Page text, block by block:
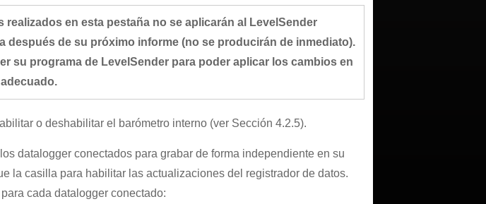
realizados en esta pestaña no se aplicarán al LevelSender
después de su próximo informe (no se producirán de inmediato).
su programa de LevelSender para poder aplicar los cambios en
o deshabilitar el barómetro interno (ver Sección 4.2.5).
datalogger conectados para grabar de forma independiente en su
la casilla para habilitar las actualizaciones del registrador de datos.
cada datalogger conectado: